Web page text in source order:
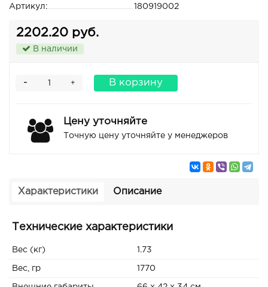
Артикул:
180919002
2202.20 руб.
В наличии
+
- В корзину
Цену уточняйте
Точную цену уточняйте у менеджеров
Характеристики Описание
Технические характеристики
Вес (кг) 1.73
Вес, гр 1770